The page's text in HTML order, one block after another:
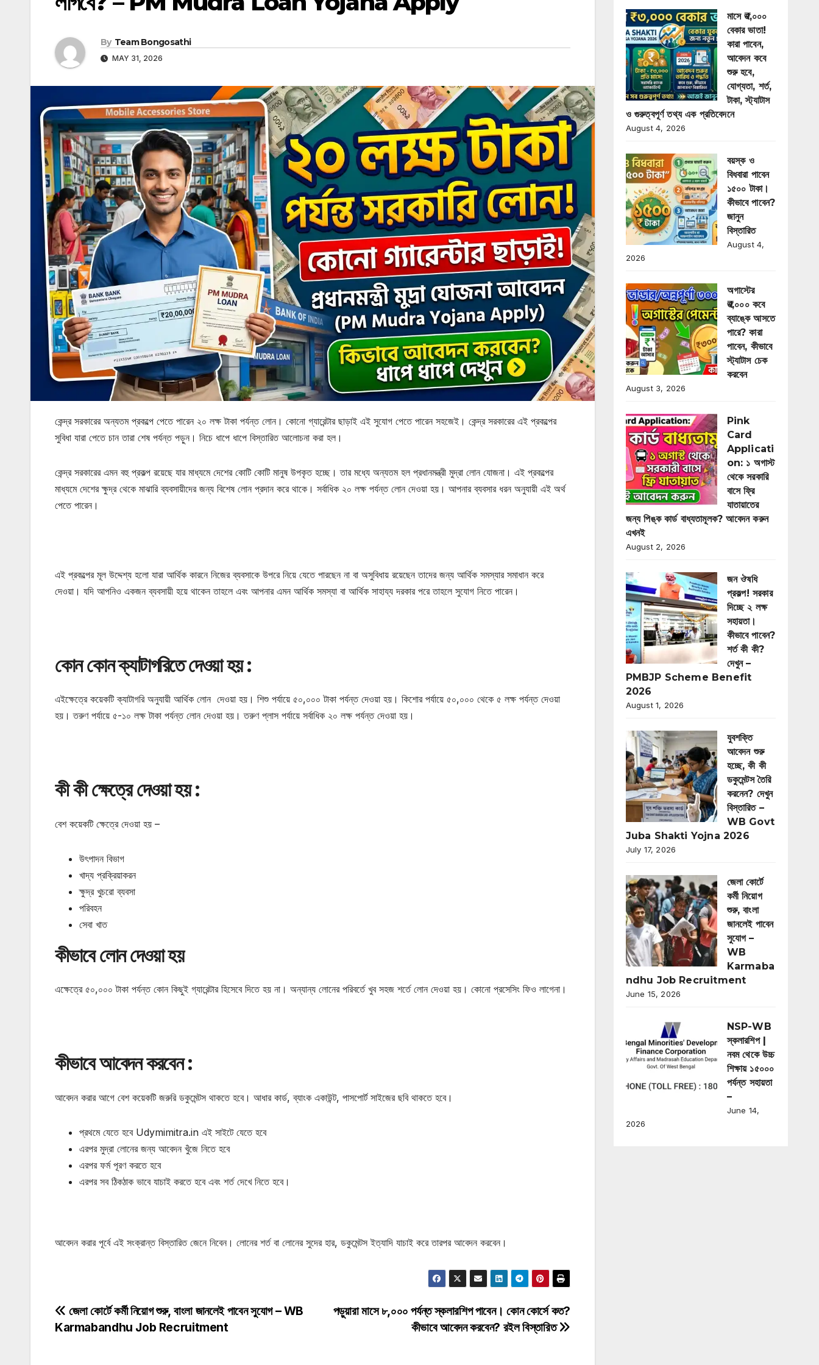
By Team Bongosathi
MAY 31, 2026
কেন্দ্র সরকারের অন্যতম প্রকল্পে পেতে পারেন ২০ লক্ষ টাকা পর্যন্ত লোন। কোনো গ্যারেন্টার ছাড়াই এই সুযোগ পেতে পারেন সহজেই। কেন্দ্র সরকারের এই প্রকল্পের
সুবিধা যারা পেতে চান তারা শেষ পর্যন্ত পড়ুন। নিচে ধাপে ধাপে বিস্তারিত আলোচনা করা হল।
কেন্দ্র সরকারের এমন বহু প্রকল্প রয়েছে যার মাধ্যমে দেশের কোটি কোটি মানুষ উপকৃত হচ্ছে। তার মধ্যে অন্যতম হল প্রধানমন্ত্রী মুদ্রা লোন যোজনা। এই প্রকল্পের
মাধ্যমে দেশের ক্ষুদ্র থেকে মাঝারি ব্যবসায়ীদের জন্য বিশেষ লোন প্রদান করে থাকে। সর্বাধিক ২০ লক্ষ পর্যন্ত লোন দেওয়া হয়। আপনার ব্যবসার ধরন অনুযায়ী এই অর্থ
পেতে পারেন।
এই প্রকল্পের মূল উদ্দেশ্য হলো যারা আর্থিক কারনে নিজের ব্যবসাকে উপরে নিয়ে যেতে পারছেন না বা অসুবিধায় রয়েছেন তাদের জন্য আর্থিক সমস্যার সমাধান করে
দেওয়া। যদি আপনিও একজন ব্যবসায়ী হয়ে থাকেন তাহলে এবং আপনার এমন আর্থিক সমস্যা বা আর্থিক সাহায্য দরকার পরে তাহলে সুযোগ নিতে পারেন।
কোন কোন ক্যাটাগরিতে দেওয়া হয় :
এইক্ষেত্রে কয়েকটি ক্যাটাগরি অনুযায়ী আর্থিক লোন দেওয়া হয়। শিশু পর্যায়ে ৫০,০০০ টাকা পর্যন্ত দেওয়া হয়। কিশোর পর্যায়ে ৫০,০০০ থেকে ৫ লক্ষ পর্যন্ত দেওয়া
হয়। তরুণ পর্যায়ে ৫-১০ লক্ষ টাকা পর্যন্ত লোন দেওয়া হয়। তরুণ প্লাস পর্যায়ে সর্বাধিক ২০ লক্ষ পর্যন্ত দেওয়া হয়।
কী কী ক্ষেত্রে দেওয়া হয় :
বেশ কয়েকটি ক্ষেত্রে দেওয়া হয় –
উৎপাদন বিভাগ
খাদ্য প্রক্রিয়াকরন
ক্ষুদ্র খুচরো ব্যবসা
পরিবহন
সেবা খাত
কীভাবে লোন দেওয়া হয়
এক্ষেত্রে ৫০,০০০ টাকা পর্যন্ত কোন কিছুই গ্যারেন্টার হিসেবে দিতে হয় না। অন্যান্য লোনের পরিবর্তে খুব সহজ শর্তে লোন দেওয়া হয়। কোনো প্রসেসিং ফিও লাগেনা।
কীভাবে আবেদন করবেন :
আবেদন করার আগে বেশ কয়েকটি জরুরি ডকুমেন্টস থাকতে হবে। আধার কার্ড, ব্যাংক একাউন্ট, পাসপোর্ট সাইজের ছবি থাকতে হবে।
প্রথমে যেতে হবে Udymimitra.in এই সাইটে যেতে হবে
এরপর মুদ্রা লোনের জন্য আবেদন খুঁজে নিতে হবে
এরপর ফর্ম পূরণ করতে হবে
এরপর সব ঠিকঠাক ভাবে যাচাই করতে হবে এবং শর্ত দেখে নিতে হবে।
আবেদন করার পূর্বে এই সংক্রান্ত বিস্তারিত জেনে নিবেন। লোনের শর্ত বা লোনের সুদের হার, ডকুমেন্টস ইত্যাদি যাচাই করে তারপর আবেদন করবেন।
Post
পড়ুয়ারা মাসে ৮,০০০ পর্যন্ত স্কলারশিপ পাবেন। কোন কোর্সে কত?
কীভাবে আবেদন করবেন? রইল বিস্তারিত
জেলা কোর্টে কর্মী নিয়োগ শুরু, বাংলা জানলেই পাবেন সুযোগ – WB
Karmabandhu Job Recruitment
মাসে ₹৩,০০০
বেকার ভাতা!
কারা পাবেন,
আবেদন কবে
শুরু হবে,
যোগ্যতা, শর্ত,
টাকা, স্ট্যাটাস
ও গুরুত্বপূর্ণ তথ্য এক প্রতিবেদনে
August 4, 2026
বয়স্ক ও
বিধবারা পাবেন
১৫০০ টাকা।
কীভাবে পাবেন?
জানুন
বিস্তারিত
August 4,
2026
অগাস্টের
₹৩,০০০ কবে
ব্যাঙ্কে আসতে
পারে? কারা
পাবেন, কীভাবে
স্ট্যাটাস চেক
করবেন
August 3, 2026
Pink
Card
Applicati
on: ১ অগাস্ট
থেকে সরকারি
বাসে ফ্রি
যাতায়াতের
জন্য পিঙ্ক কার্ড বাধ্যতামূলক? আবেদন করুন
এখনই
August 2, 2026
জন ঔষধি
প্রকল্প! সরকার
দিচ্ছে ২ লক্ষ
সহায়তা।
কীভাবে পাবেন?
শর্ত কী কী?
দেখুন –
PMBJP Scheme Benefit
2026
August 1, 2026
যুবশক্তি
আবেদন শুরু
হচ্ছে, কী কী
ডকুমেন্টস তৈরি
করনেন? দেখুন
বিস্তারিত –
WB Govt
Juba Shakti Yojna 2026
July 17, 2026
জেলা কোর্টে
কর্মী নিয়োগ
শুরু, বাংলা
জানলেই পাবেন
সুযোগ –
WB
Karmaba
ndhu Job Recruitment
June 15, 2026
NSP-WB
স্কলারশিপ |
নবম থেকে উচ্চ
শিক্ষায় ১৫০০০
পর্যন্ত সহায়তা
–
June 14,
2026